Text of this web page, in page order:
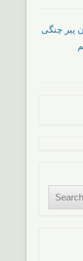
پیر چنگی
Search